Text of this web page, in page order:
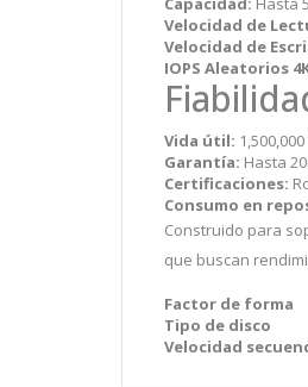
Velocidad de
Velocidad de
IOPS Aleatorios
Vida útil:
Garantía: Hasta
Certificaciones:
Consumo en
Construido para
que buscan
Factor de forma
Tipo de disco
Velocidad